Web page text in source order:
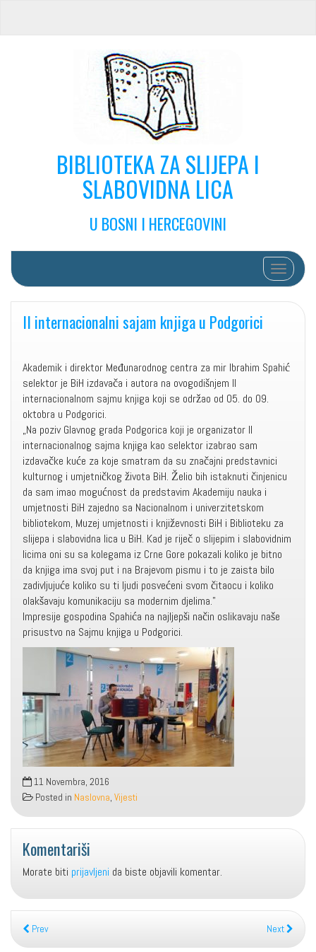
BIBLIOTEKA ZA SLIJEPA I
SLABOVIDNA LICA
U BOSNI I HERCEGOVINI
Toggle
II internacionalni sajam knjiga u Podgorici
Akademik i direktor Međunarodnog centra za mir Ibrahim Spahić
selektor je BiH izdavača i autora na ovogodišnjem II
internacionalnom sajmu knjiga koji se održao od 05. do 09.
oktobra u Podgorici.
„Na poziv Glavnog grada Podgorica koji je organizator II
internacionalnog sajma knjiga kao selektor izabrao sam
izdavačke kuće za koje smatram da su značajni predstavnici
kulturnog i umjetničkog života BiH. Želio bih istaknuti činjenicu
da sam imao mogućnost da predstavim Akademiju nauka i
umjetnosti BiH zajedno sa Nacionalnom i univerzitetskom
bibliotekom, Muzej umjetnosti i književnosti BiH i Biblioteku za
slijepa i slabovidna lica u BiH. Kad je riječ o slijepim i slabovidnim
licima oni su sa kolegama iz Crne Gore pokazali koliko je bitno
da knjiga ima svoj put i na Brajevom pismu i to je zaista bilo
zadivljujuće koliko su ti ljudi posvećeni svom čitaocu i koliko
olakšavaju komunikaciju sa modernim djelima."
Impresije gospodina Spahića na najljepši način oslikavaju naše
prisustvo na Sajmu knjiga u Podgorici.
11 Novembra, 2016
Posted in Naslovna, Vijesti
Komentariši
Morate biti prijavljeni da biste objavili komentar.
Prev Next